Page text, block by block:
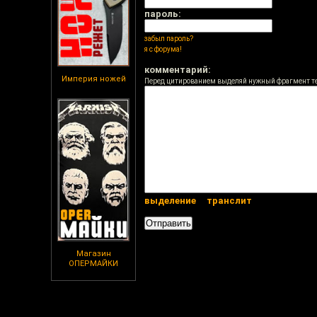
Империя ножей
Магазин
ОПЕРМАЙКИ
пароль:
забыл пароль?
я с форума!
комментарий:
Перед цитированием выделяй нужный фрагмент
выделение транслит